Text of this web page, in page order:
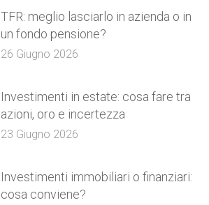
TFR: meglio lasciarlo in azienda o in
un fondo pensione?
26 Giugno 2026
Investimenti in estate: cosa fare tra
azioni, oro e incertezza
23 Giugno 2026
Investimenti immobiliari o finanziari:
cosa conviene?